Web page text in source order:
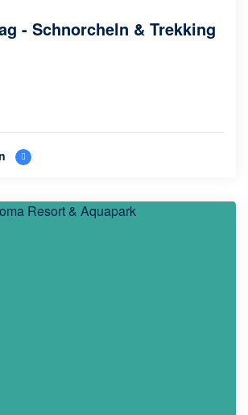
- Schnorcheln & Trekking